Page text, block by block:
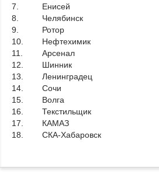
7.
Енисей
8.
Челябинск
9.
Ротор
10.
Нефтехимик
11.
Арсенал
12.
Шинник
13.
Ленинградец
14.
Сочи
15.
Волга
16.
Текстильщик
17.
КАМАЗ
18.
СКА-Хабаровск